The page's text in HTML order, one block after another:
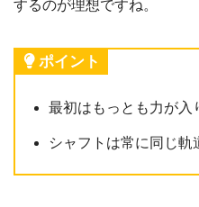
するのが理想ですね。
ポイント
最初はもっとも力が入
シャフトは常に同じ軌